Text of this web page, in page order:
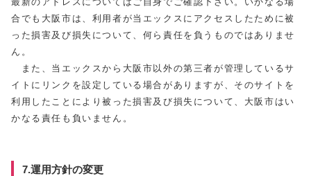
合でも大阪市は、利用者が当エックスにアクセスしたために被
った損害及び損失について、何ら責任を負うものではありませ
ん。
また、当エックスから大阪市以外の第三者が管理しているサ
イトにリンクを設定している場合がありますが、そのサイトを
利用したことにより被った損害及び損失について、大阪市はい
かなる責任も負いません。
7.運用方針の変更